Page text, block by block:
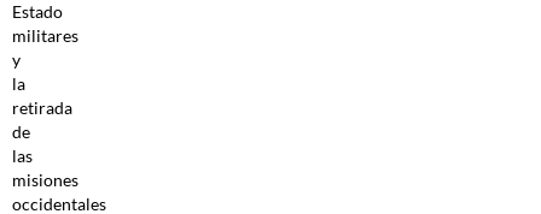
Estado
militares
y
la
retirada
de
las
misiones
occidentales